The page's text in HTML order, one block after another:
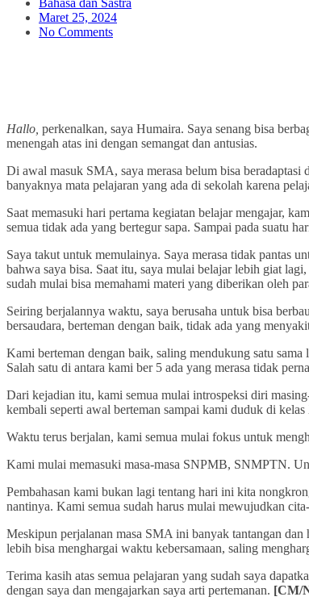
Maret 25, 2024
No Comments
Hallo, perkenalkan, saya Humaira. Saya senang bisa
menengah atas ini dengan semangat dan antusias.
Di awal masuk SMA, saya merasa belum bisa
banyaknya mata pelajaran yang ada di sekolah karena
Saat memasuki hari pertama kegiatan belajar mengajar,
semua tidak ada yang bertegur sapa. Sampai pada suatu
Saya takut untuk memulainya. Saya merasa tidak pantas
bahwa saya bisa. Saat itu, saya mulai belajar lebih giat
sudah mulai bisa memahami materi yang diberikan oleh
Seiring berjalannya waktu, saya berusaha untuk bisa
bersaudara, berteman dengan baik, tidak ada yang
Kami berteman dengan baik, saling mendukung satu
Salah satu di antara kami ber 5 ada yang merasa tidak
Dari kejadian itu, kami semua mulai introspeksi diri
kembali seperti awal berteman sampai kami duduk di
Waktu terus berjalan, kami semua mulai fokus untuk
Kami mulai memasuki masa-masa SNPMB, SNMPTN.
Pembahasan kami bukan lagi tentang hari ini kita
nantinya. Kami semua sudah harus mulai mewujudkan
Meskipun perjalanan masa SMA ini banyak tantangan
lebih bisa menghargai waktu kebersamaan, saling
Terima kasih atas semua pelajaran yang sudah saya
dengan saya dan mengajarkan saya arti pertemanan. [CM/